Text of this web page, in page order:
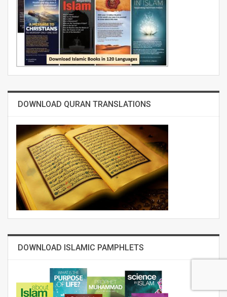
DOWNLOAD QURAN TRANSLATIONS
DOWNLOAD ISLAMIC PAMPHLETS